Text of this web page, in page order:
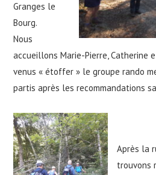
Granges le
Bourg.
Nous
accueillons Marie-Pierre, Catherine
venus « étoffer » le groupe rando
partis après les recommandations
Après la
trouvons